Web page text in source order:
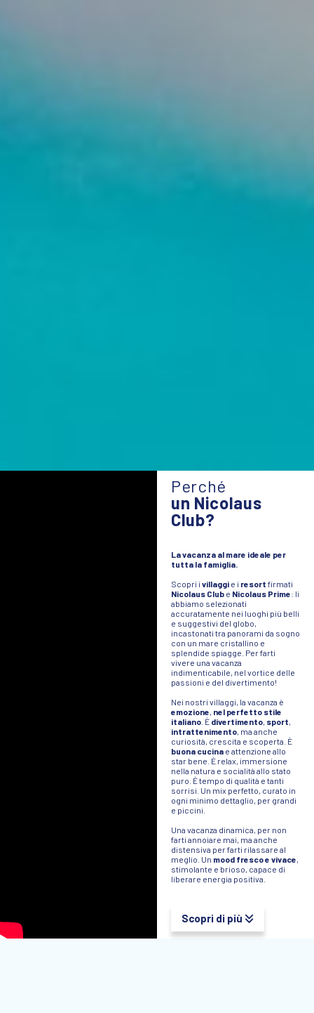
Perché
un Nicolaus
Club?
La vacanza al mare ideale per
tutta la famiglia.
Scopri i villaggi e i resort firmati
Nicolaus Club e Nicolaus Prime: li
abbiamo selezionati
accuratamente nei luoghi più belli
e suggestivi del globo,
incastonati tra panorami da sogno
con un mare cristallino e
splendide spiagge. Per farti
vivere una vacanza
indimenticabile, nel vortice delle
passioni e del divertimento!
Nei nostri villaggi, la vacanza è
emozione, nel perfetto stile
italiano . È divertimento, sport,
intrattenimento, ma anche
curiosità, crescita e scoperta. È
buona cucina e attenzione allo
star bene. È relax, immersione
nella natura e socialità allo stato
puro. È tempo di qualità e tanti
sorrisi. Un mix perfetto, curato in
ogni minimo dettaglio, per grandi
e piccini.
Una vacanza dinamica, per non
farti annoiare mai, ma anche
distensiva per farti rilassare al
meglio. Un mood fresco e vivace,
stimolante e brioso, capace di
liberare energia positiva.
Scopri di più